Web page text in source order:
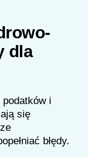
dla
i
się
błędy.